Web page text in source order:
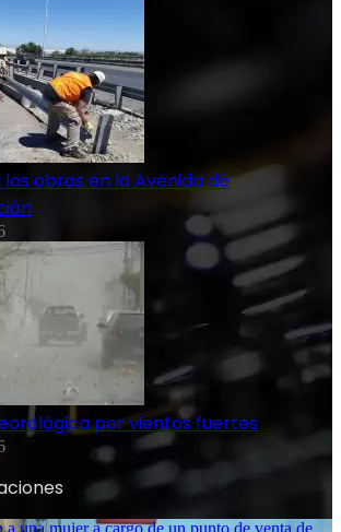
obras en la Avenida de
por vientos fuertes